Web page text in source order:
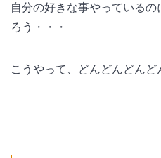
自分の好きな事やっている
ろう・・・
こうやって、どんどんどんど